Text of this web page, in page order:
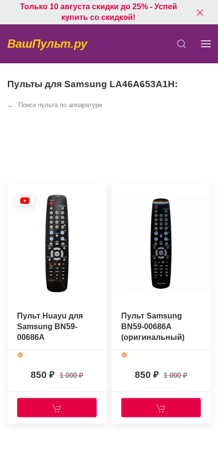
Только 10 августа скидки до 25% - Успей
купить со скидкой!
ВашПульт.ру
Пульты для Samsung LA46A653A1H:
Поиск пульта по аппаратуре
Пульт Huayu для
Samsung BN59-
00686A
850 1 000
Пульт Samsung
BN59-00686A
(оригинальный)
850 1 000